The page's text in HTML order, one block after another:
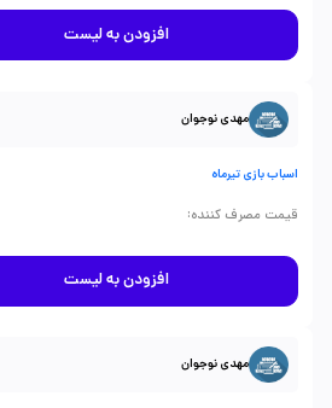
افزودن به لیست
مهدی نوجوان
اسباب بازی تیرماه
قیمت مصرف کننده:
افزودن به لیست
مهدی نوجوان